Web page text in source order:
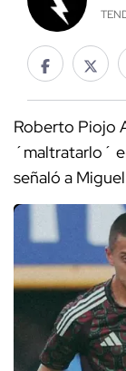
Roberto Piojo
´maltratarlo´
señaló a